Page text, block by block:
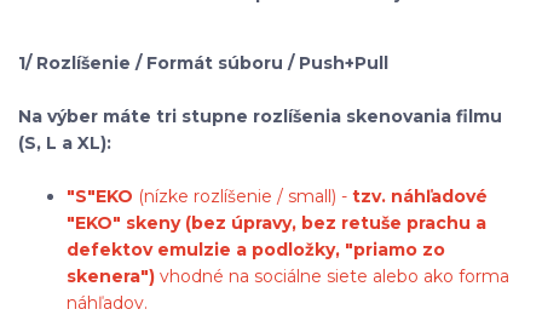
1/ Rozlíšenie / Formát súboru / Push+Pull
Na výber máte tri stupne rozlíšenia skenovania filmu
(S, L a XL):
"S"EKO (nízke rozlíšenie / small) - tzv. náhľadové
"EKO" skeny (bez úpravy, bez retuše prachu a
defektov emulzie a podložky, "priamo zo
skenera") vhodné na sociálne siete alebo ako forma
náhľadov.